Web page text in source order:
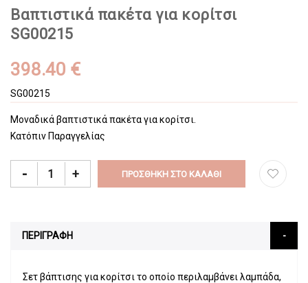
Βαπτιστικά πακέτα για κορίτσι
SG00215
398.40 €
SG00215
Μοναδικά βαπτιστικά πακέτα για κορίτσι.
Κατόπιν Παραγγελίας
- + ΠΡΟΣΘΉΚΗ ΣΤΟ ΚΑΛΆΘΙ
ΠΕΡΙΓΡΑΦΗ
Σετ βάπτισης για κορίτσι το οποίο περιλαμβάνει λαμπάδα,